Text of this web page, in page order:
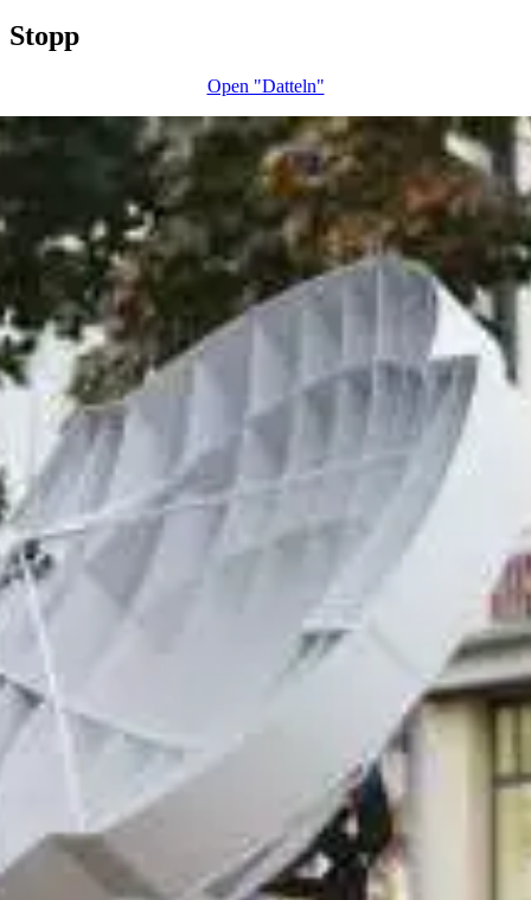
Stopp
Open "Datteln"